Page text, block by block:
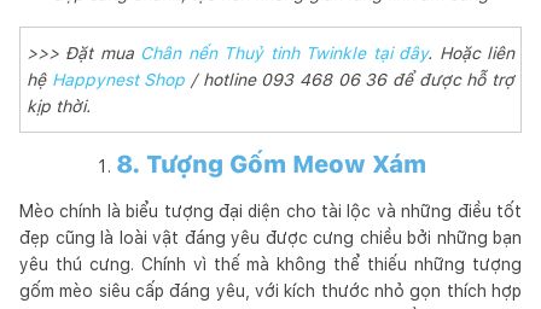
>>> Đặt mua Chân nến Thuỷ tinh Twinkle tại đây. Hoặc liên
hệ Happynest Shop / hotline 093 468 06 36 để được hỗ trợ
kịp thời.
8. Tượng Gốm Meow Xám
Mèo chính là biểu tượng đại diện cho tài lộc và những điều tốt
đẹp cũng là loài vật đáng yêu được cưng chiều bởi những bạn
yêu thú cưng. Chính vì thế mà không thể thiếu những tượng
gốm mèo siêu cấp đáng yêu, với kích thước nhỏ gọn thích hợp